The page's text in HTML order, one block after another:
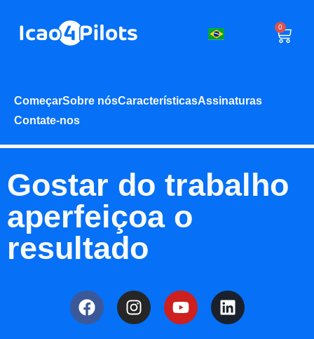
0
ComeçarSobre nósCaracterísticasAssinaturas
Contate-nos
Gostar do trabalho
aperfeiçoa o
resultado